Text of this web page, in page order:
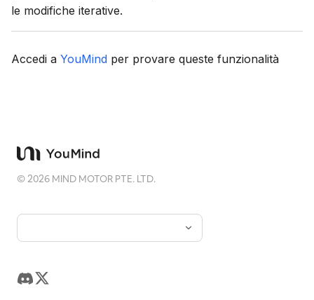
le modifiche iterative.
Accedi a YouMind per provare queste funzionalità
©2026 MIND MOTOR PTE. LTD.